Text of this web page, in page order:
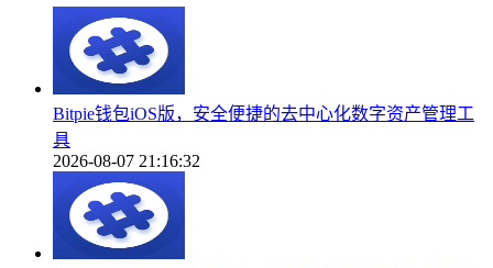
Bitpie钱包iOS版，安全便捷的去中心化数字资产管理工
具
2026-08-07 21:16:32